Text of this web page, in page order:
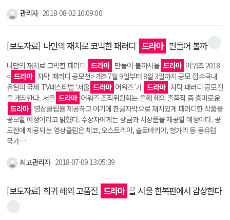
관리자 2018-08-02 10:09:00
[보도자료] 나만의 재치로 코믹한 패러디 드라마 만들어 볼까
나만의 재치로 코믹한 패러디 드라마 만들어 볼까서울 드라마 어워즈 2018
< 드라마 자막 패러디 공모전> 개최7월 9일부터 8월 3일까지 공모 접수국내
유일의 국제 TV페스티벌 ‘서울 드라마 어워즈’가 드라마 자막 패러디 공모전
을 개최한다. 서울 드라마 어워즈 조직위원회는 올해 해외 출품작 중 흥미로운
드라마 영상클립을 제공하고 여기에 한글자막으로 재치있게 패러디한 작품을
공모할 예정이라고 밝혔다. 수상자에게는 상금과 시상품을 제공할 예정이다. 공
모전에 제공되는 영상클립은 체코, 오스트리아, 슬로바키아, 헝가리 등 동유럽
국가…
최고관리자 2018-07-09 13:05:39
[보도자료] 희귀 해외 고품질 드라마 를 서울 한복판에서 감상한다